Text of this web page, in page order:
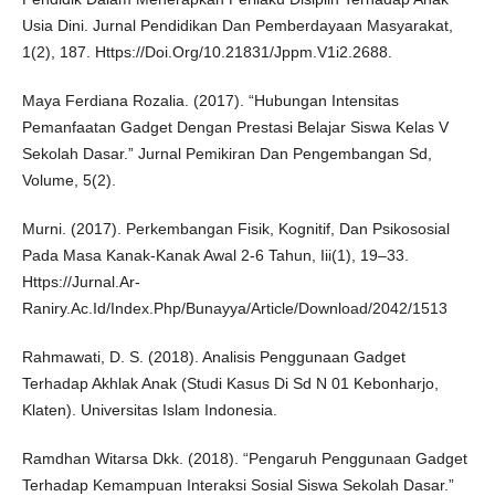
Usia Dini. Jurnal Pendidikan Dan Pemberdayaan Masyarakat,
1(2), 187. Https://Doi.Org/10.21831/Jppm.V1i2.2688.
Maya Ferdiana Rozalia. (2017). “Hubungan Intensitas
Pemanfaatan Gadget Dengan Prestasi Belajar Siswa Kelas V
Sekolah Dasar.” Jurnal Pemikiran Dan Pengembangan Sd,
Volume, 5(2).
Murni. (2017). Perkembangan Fisik, Kognitif, Dan Psikososial
Pada Masa Kanak-Kanak Awal 2-6 Tahun, Iii(1), 19–33.
Https://Jurnal.Ar-
Raniry.Ac.Id/Index.Php/Bunayya/Article/Download/2042/1513
Rahmawati, D. S. (2018). Analisis Penggunaan Gadget
Terhadap Akhlak Anak (Studi Kasus Di Sd N 01 Kebonharjo,
Klaten). Universitas Islam Indonesia.
Ramdhan Witarsa Dkk. (2018). “Pengaruh Penggunaan Gadget
Terhadap Kemampuan Interaksi Sosial Siswa Sekolah Dasar.”